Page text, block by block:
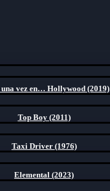
una vez en… Hollywood (2019)
Top Boy (2011)
Taxi Driver (1976)
Elemental (2023)